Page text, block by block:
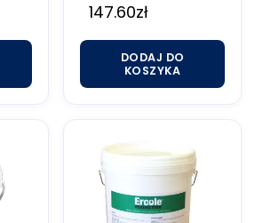
147.60zł
DODAJ DO
KOSZYKA